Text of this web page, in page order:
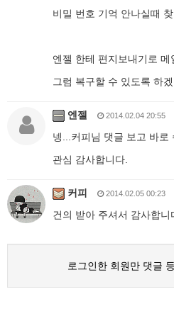
비밀 번호 기억 안나실때
엔젤 한테 편지보내기로 메
그럼 복구할 수 있도록 하겠
엔젤 2014.02.04 20:55
넹...커피님 댓글 보고 바로
관심 감사합니다.
커피 2014.02.05 00:23
건의 받아 주셔서 감사합니
로그인한 회원만 댓글